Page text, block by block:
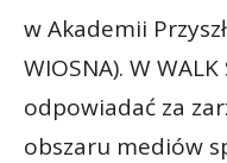
w Akademii
WIOSNA). W
odpowiadać za
obszaru mediów